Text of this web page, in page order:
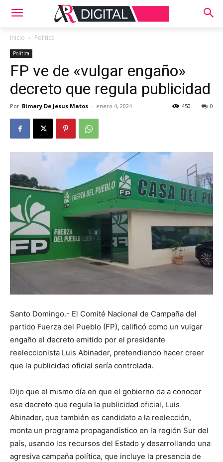
Inicio Política
Política
FP ve de «vulgar engaño»
decreto que regula publicidad
Por Bimary De Jesus Matos - enero 4, 2024 0
450
Santo Domingo.- El Comité Nacional de Campaña del
partido Fuerza del Pueblo (FP), calificó como un vulgar
engaño el decreto emitido por el presidente
reeleccionista Luis Abinader, pretendiendo hacer creer
que la publicidad oficial sería controlada.
Dijo que el mismo día en que el gobierno da a conocer
ese decreto que regula la publicidad oficial, Luis
Abinader, que también es candidato a la reelección,
monta un programa propagandístico en la región Sur del
país, usando los recursos del Estado y desarrollando una
agresiva campaña política, que incluye la presencia de